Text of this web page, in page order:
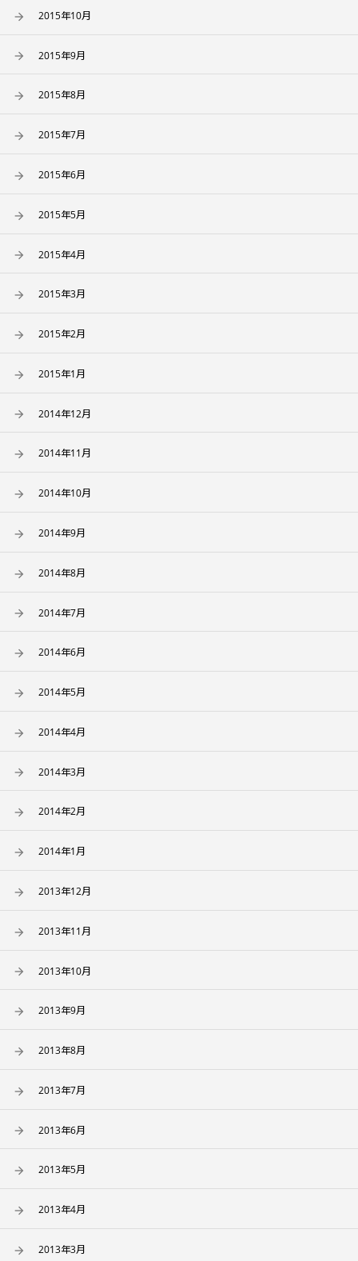
2015年10月
2015年9月
2015年8月
2015年7月
2015年6月
2015年5月
2015年4月
2015年3月
2015年2月
2015年1月
2014年12月
2014年11月
2014年10月
2014年9月
2014年8月
2014年7月
2014年6月
2014年5月
2014年4月
2014年3月
2014年2月
2014年1月
2013年12月
2013年11月
2013年10月
2013年9月
2013年8月
2013年7月
2013年6月
2013年5月
2013年4月
2013年3月